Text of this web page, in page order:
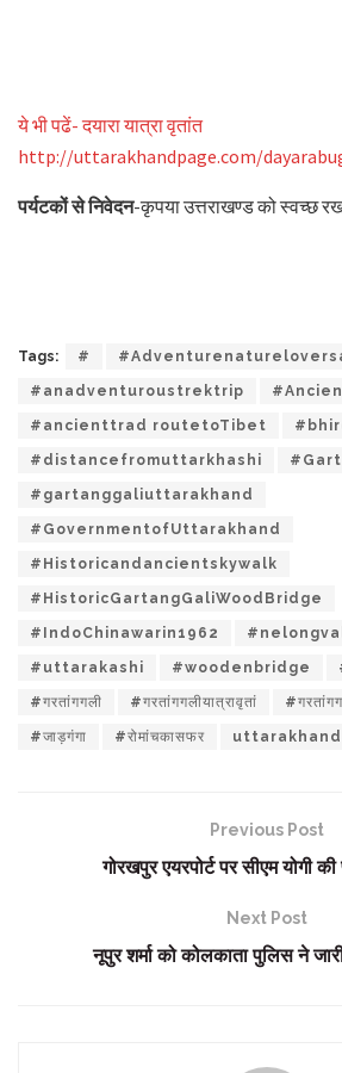
ये भी पढें- दयारा यात्रा वृतांत
http://uttarakhandpage.com/
पर्यटकों से निवेदन-कृपया उत्तराखण्ड को स्वच्छ
Tags: #
#anadventuroustrektrip
#ancienttrad routetoTibet
#distancefromuttarkhashi
#gartanggaliuttarakhand
#GovernmentofUttarakhand
#Historicandancientskywalk
#HistoricGartangGaliWoodBridge
#IndoChinawarin1962
#uttarakashi #woodenbridge
#गरतांगगली #गरतांगगलीयात्रावृतां
#जाड़गंगा #रोमांचकासफर
Previous Post
गोरखपुर एयरपोर्ट पर सीएम योगी
Next Post
नूपुर शर्मा को कोलकाता पुलिस ने